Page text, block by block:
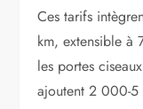
Ces tarifs
km, extensible à
les portes
ajoutent 2 000-